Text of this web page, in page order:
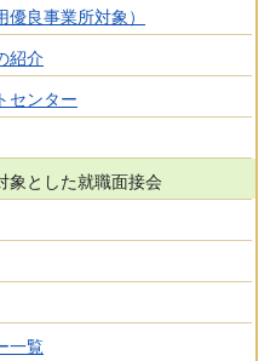
良事業所対象）
紹介
センター
象とした就職面接会
一覧